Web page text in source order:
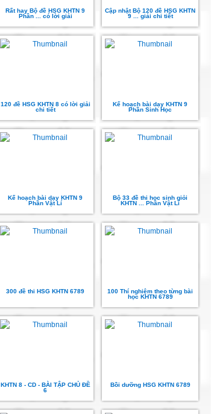
Rất hay Bộ đề HSG KHTN 9
Phần ... có lời giải
Cập nhật Bộ 120 đề HSG KHTN
9 ... giải chi tiết
120 đề HSG KHTN 8 có lời giải
chi tiết
Kế hoạch bài dạy KHTN 9
Phần Sinh Học
Kế hoạch bài dạy KHTN 9
Phần Vật Lí
Bộ 33 đề thi học sinh giỏi
KHTN ... Phần Vật Lí
300 đề thi HSG KHTN 6789
100 Thí nghiệm theo từng bài
học KHTN 6789
KHTN 8 - CD - BÀI TẬP CHỦ ĐỀ
6
Bồi dưỡng HSG KHTN 6789